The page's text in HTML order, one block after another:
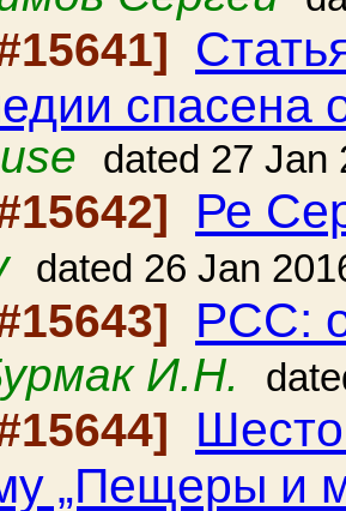
спасена
dated 27 Jan
Ре
dated 26 Jan
РСС:
И.Н.
„Пещеры и